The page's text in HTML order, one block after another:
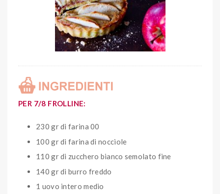
PER 7/8 FROLLINE:
230 gr di farina 00
100 gr di farina di nocciole
110 gr di zucchero bianco semolato fine
140 gr di burro freddo
1 uovo intero medio